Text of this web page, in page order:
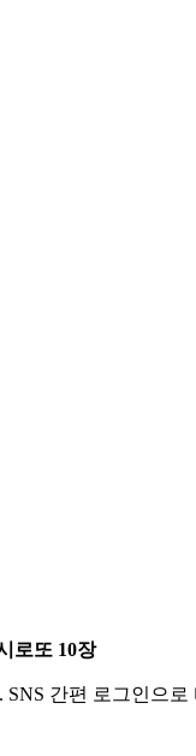
로또 10장
SNS 간편 로그인으로